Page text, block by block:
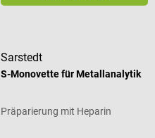
Sarstedt
S-Monovette für Metallanalytik
Präparierung mit Heparin